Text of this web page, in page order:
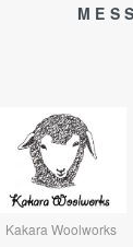
Kakara Woolworks